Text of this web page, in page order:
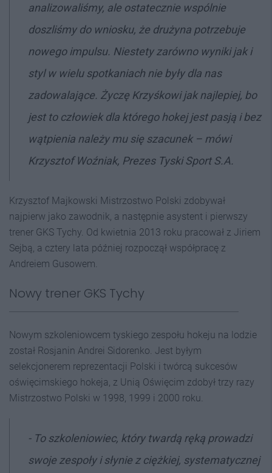
analizowaliśmy, ale ostatecznie wspólnie
doszliśmy do wniosku, że drużyna potrzebuje
nowego impulsu. Niestety zarówno wyniki jak i
styl w wielu spotkaniach nie były dla nas
zadowalające. Życzę Krzyśkowi jak najlepiej, bo
jest to człowiek dla którego hokej jest pasją i bez
wątpienia należy mu się szacunek – mówi
Krzysztof Woźniak, Prezes Tyski Sport S.A.
Krzysztof Majkowski Mistrzostwo Polski zdobywał
najpierw jako zawodnik, a następnie asystent i pierwszy
trener GKS Tychy. Od kwietnia 2013 roku pracował z Jiriem
Sejbą, a cztery lata później rozpoczął współpracę z
Andreiem Gusowem.
Nowy trener GKS Tychy
Nowym szkoleniowcem tyskiego zespołu hokeju na lodzie
został Rosjanin Andrei Sidorenko. Jest byłym
selekcjonerem reprezentacji Polski i twórcą sukcesów
oświęcimskiego hokeja, z Unią Oświęcim zdobył trzy razy
Mistrzostwo Polski w 1998, 1999 i 2000 roku.
- To szkoleniowiec, który twardą ręką prowadzi
swoje zespoły i słynie z ciężkiej, systematycznej